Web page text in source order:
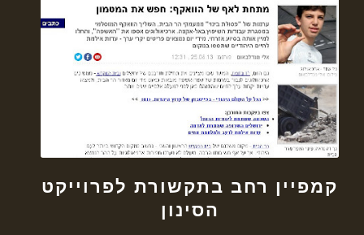
קמפיין רחב בתקשורת לפרוייקט
הסינון